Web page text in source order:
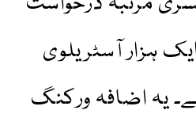
ہزار آسٹریلوی
یہ اضافہ ورکنگ